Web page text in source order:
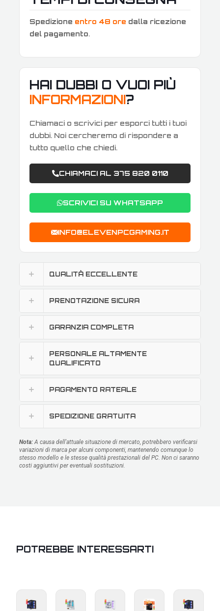
Spedizione entro 48 ore dalla ricezione
del pagamento.
HAI DUBBI O VUOI PIÙ
INFORMAZIONI?
Chiamaci o scrivici per esporci tutti i tuoi
dubbi. Noi cercheremo di rispondere a
tutto quello che chiedi.
CHIAMACI AL 375 820 0110
SCRIVICI SU WHATSAPP
INFO@ELEVENPCGAMING.IT
QUALITÀ ECCELLENTE
PRENOTAZIONE SICURA
GARANZIA COMPLETA
PERSONALE ALTAMENTE
QUALIFICATO
PAGAMENTO RATEALE
SPEDIZIONE GRATUITA
Nota: A causa dell'attuale situazione di mercato, potrebbero verificarsi
variazioni di marca per alcuni componenti, mantenendo comunque lo
stesso modello e le stesse qualità prestazionali del PC. Non ci saranno
costi aggiuntivi per eventuali sostituzioni.
POTREBBE INTERESSARTI